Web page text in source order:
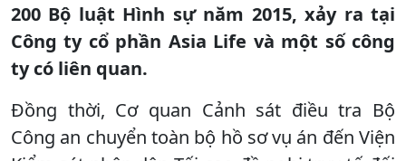
200 Bộ luật Hình sự năm 2015, xảy ra tại
Công ty cổ phần Asia Life và một số công
ty có liên quan.
Đồng thời, Cơ quan Cảnh sát điều tra Bộ
Công an chuyển toàn bộ hồ sơ vụ án đến Viện